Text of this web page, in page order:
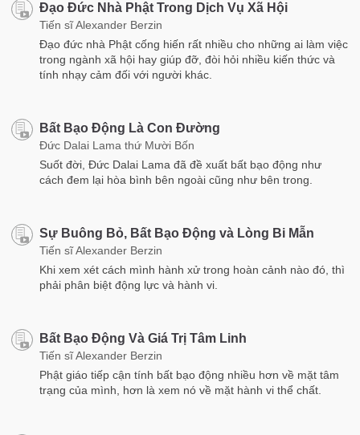
Đạo Đức Nhà Phật Trong Dịch Vụ Xã Hội
Tiến sĩ Alexander Berzin
Đạo đức nhà Phật cống hiến rất nhiều cho những ai làm việc
trong ngành xã hội hay giúp đỡ, đòi hỏi nhiều kiến thức và
tính nhạy cảm đối với người khác.
Bất Bạo Động Là Con Đường
Đức Dalai Lama thứ Mười Bốn
Suốt đời, Đức Dalai Lama đã đề xuất bất bạo động như
cách đem lại hòa bình bên ngoài cũng như bên trong.
Sự Buông Bỏ, Bất Bạo Động và Lòng Bi Mẫn
Tiến sĩ Alexander Berzin
Khi xem xét cách mình hành xử trong hoàn cảnh nào đó, thì
phải phân biệt động lực và hành vi.
Bất Bạo Động Và Giá Trị Tâm Linh
Tiến sĩ Alexander Berzin
Phật giáo tiếp cận tính bất bạo động nhiều hơn về mặt tâm
trạng của mình, hơn là xem nó về mặt hành vi thể chất.